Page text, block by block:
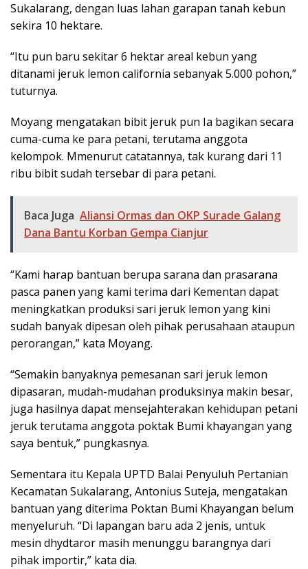
Sukalarang, dengan luas lahan garapan tanah kebun
sekira 10 hektare.
“Itu pun baru sekitar 6 hektar areal kebun yang
ditanami jeruk lemon california sebanyak 5.000 pohon,”
tuturnya.
Moyang mengatakan bibit jeruk pun Ia bagikan secara
cuma-cuma ke para petani, terutama anggota
kelompok. Mmenurut catatannya, tak kurang dari 11
ribu bibit sudah tersebar di para petani.
Baca Juga Aliansi Ormas dan OKP Surade Galang
Dana Bantu Korban Gempa Cianjur
“Kami harap bantuan berupa sarana dan prasarana
pasca panen yang kami terima dari Kementan dapat
meningkatkan produksi sari jeruk lemon yang kini
sudah banyak dipesan oleh pihak perusahaan ataupun
perorangan,” kata Moyang.
“Semakin banyaknya pemesanan sari jeruk lemon
dipasaran, mudah-mudahan produksinya makin besar,
juga hasilnya dapat mensejahterakan kehidupan petani
jeruk terutama anggota poktak Bumi khayangan yang
saya bentuk,” pungkasnya.
Sementara itu Kepala UPTD Balai Penyuluh Pertanian
Kecamatan Sukalarang, Antonius Suteja, mengatakan
bantuan yang diterima Poktan Bumi Khayangan belum
menyeluruh. “Di lapangan baru ada 2 jenis, untuk
mesin dhydtaror masih menunggu barangnya dari
pihak importir,” kata dia.